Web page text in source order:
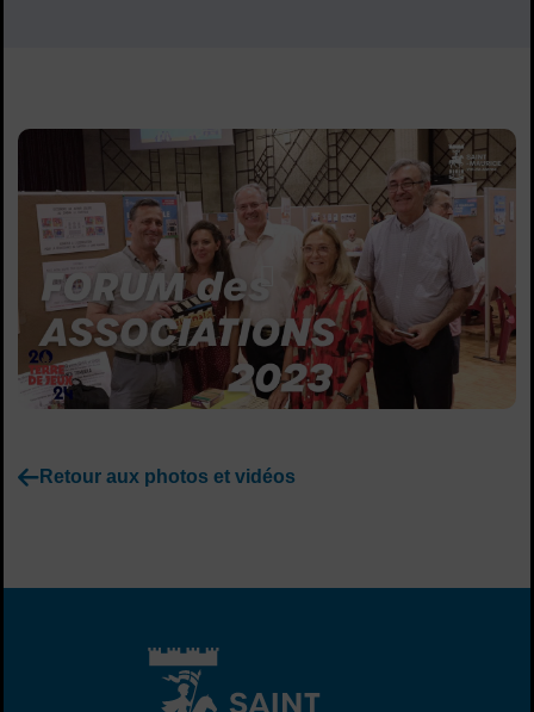
Lancer la video
Retour aux photos et vidéos